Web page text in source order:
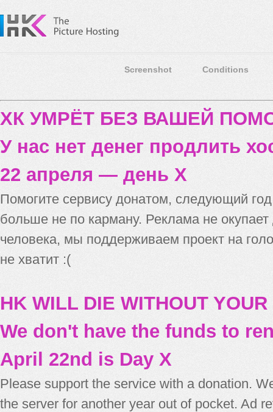
Screenshot Conditions
ХК УМРЁТ БЕЗ ВАШЕЙ
У нас нет денег продлить
22 апреля — день X
Помогите сервису донатом, следующий
больше не по карману. Реклама не
человека, мы поддерживаем проект на
не хватит :(
HK WILL DIE WITHOUT
We don't have the funds to
April 22nd is Day X
Please support the service with a donation.
the server for another year out of pocket. Ad